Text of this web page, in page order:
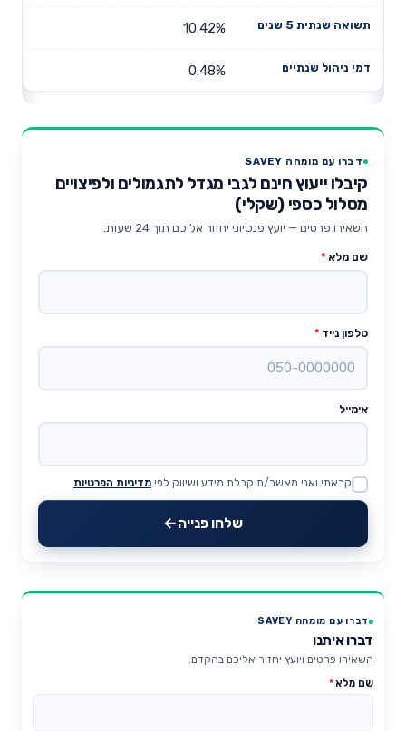
10.42%
0.48%
דברו עם מומחה SAVEY
קיבלו ייעוץ חינם לגבי מגדל לתגמולים ולפיצויים
מסלול כספי (שקלי)
השאירו פרטים — יועץ פנסיוני יחזור אליכם תוך 24 שעות.
שם מלא *
טלפון נייד *
אימייל
Website
קראתי ואני מאשר/ת קבלת מידע ושיווק לפי מדיניות הפרטיות
שלחו פנייה
דברו עם מומחה SAVEY
דברו איתנו
השאירו פרטים ויועץ יחזור אליכם בהקדם.
שם מלא*